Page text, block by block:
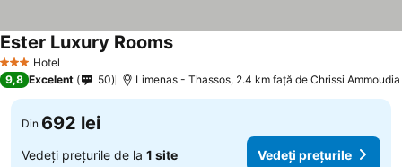
3 SteleHotel
Ester Luxury Rooms
9,8 Excelent 50 Limenas - Thassos, 2.4 km faţă de Chrissi Ammoudia
Din 692 lei
Vedeți prețurile de la 1 site Vedeți prețurile